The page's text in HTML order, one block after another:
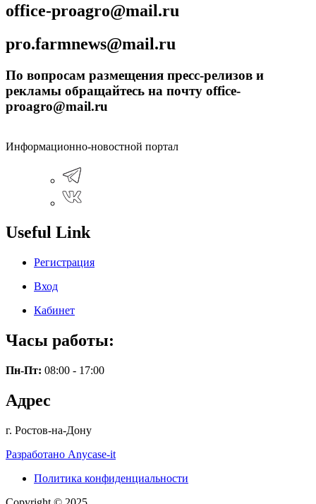
office-proagro@mail.ru
pro.farmnews@mail.ru
По вопросам размещения пресс-релизов и
рекламы обращайтесь на почту office-
proagro@mail.ru
Информационно-новостной портал
Useful Link
Регистрация
Вход
Кабинет
Часы работы:
Пн-Пт: 08:00 - 17:00
Адрес
г. Ростов-на-Дону
Разработано Anycase-it
Политика конфиденциальности